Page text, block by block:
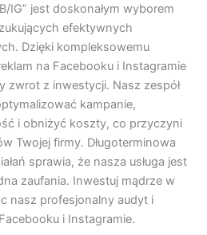
IG” jest doskonałym wyborem
efektywnych
Dzięki kompleksowemu
na Facebooku i Instagramie
zwrot z inwestycji. Nasz zespół
kampanie,
i obniżyć koszty, co przyczyni
Twojej firmy. Długoterminowa
sprawia, że nasza usługa jest
zaufania. Inwestuj mądrze w
nasz profesjonalny audyt i
i Instagramie.